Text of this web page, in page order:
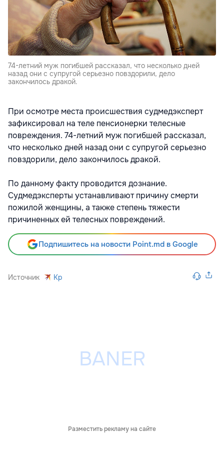
74-летний муж погибшей рассказал, что несколько дней
назад они с супругой серьезно повздорили, дело
закончилось дракой.
При осмотре места происшествия судмедэксперт
зафиксировал на теле пенсионерки телесные
повреждения. 74-летний муж погибшей рассказал,
что несколько дней назад они с супругой серьезно
повздорили, дело закончилось дракой.
По данному факту проводится дознание.
Судмедэксперты устанавливают причину смерти
пожилой женщины, а также степень тяжести
причиненных ей телесных повреждений.
Подпишитесь на новости Point.md в Google
Источник Kp
Разместить рекламу на сайте